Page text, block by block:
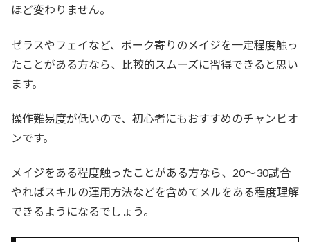
ほど変わりません。
ゼラスやフェイなど、ポーク寄りのメイジを一定程度触っ
たことがある方なら、比較的スムーズに習得できると思い
ます。
操作難易度が低いので、初心者にもおすすめのチャンピオ
ンです。
メイジをある程度触ったことがある方なら、20〜30試合
やればスキルの運用方法などを含めてメルをある程度理解
できるようになるでしょう。